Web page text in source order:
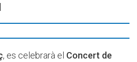
, es celebrarà el Concert de